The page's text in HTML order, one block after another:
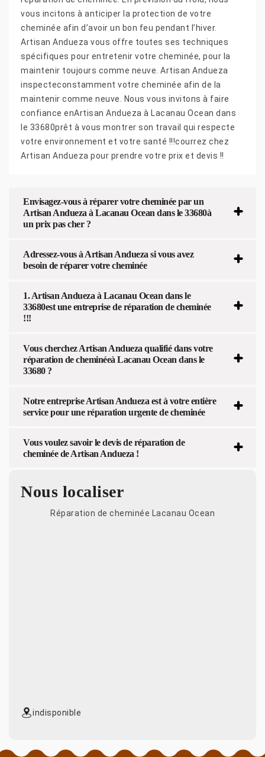
vous incitons à anticiper la protection de votre
cheminée afin d’avoir un bon feu pendant l’hiver.
Artisan Andueza vous offre toutes ses techniques
spécifiques pour entretenir votre cheminée, pour la
maintenir toujours comme neuve. Artisan Andueza
inspecteconstamment votre cheminée afin de la
maintenir comme neuve. Nous vous invitons à faire
confiance enArtisan Andueza à Lacanau Ocean dans
le 33680prêt à vous montrer son travail qui respecte
votre environnement et votre santé !!!courrez chez
Artisan Andueza pour prendre votre prix et devis !!
Envisagez-vous à réparer votre cheminée par un
Artisan Andueza à Lacanau Ocean dans le 33680à
un prix pas cher ?
Adressez-vous à Artisan Andueza si vous avez
besoin de réparer votre cheminée
1. Artisan Andueza à Lacanau Ocean dans le
33680est une entreprise de réparation de cheminée
!!!
Vous cherchez Artisan Andueza qualifié dans votre
réparation de cheminéeà Lacanau Ocean dans le
33680 ?
Notre entreprise Artisan Andueza est à votre entière
service pour une réparation urgente de cheminée
Vous voulez savoir le devis de réparation de
cheminée de Artisan Andueza !
Nous localiser
Réparation de cheminée Lacanau Ocean
indisponible